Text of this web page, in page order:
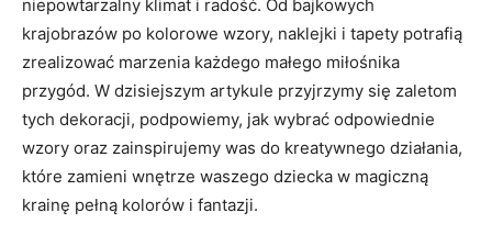
niepowtarzalny​ klimat‍ i radość. Od bajkowych
krajobrazów po⁤ kolorowe wzory, naklejki i tapety potrafią
zrealizować marzenia każdego małego ​miłośnika
przygód. W dzisiejszym ⁤artykule przyjrzymy się ​zaletom
tych dekoracji, podpowiemy, jak wybrać ​odpowiednie⁣
wzory oraz zainspirujemy was do kreatywnego działania,
które⁢ zamieni wnętrze‌ waszego dziecka w magiczną
krainę pełną ‌kolorów i fantazji.